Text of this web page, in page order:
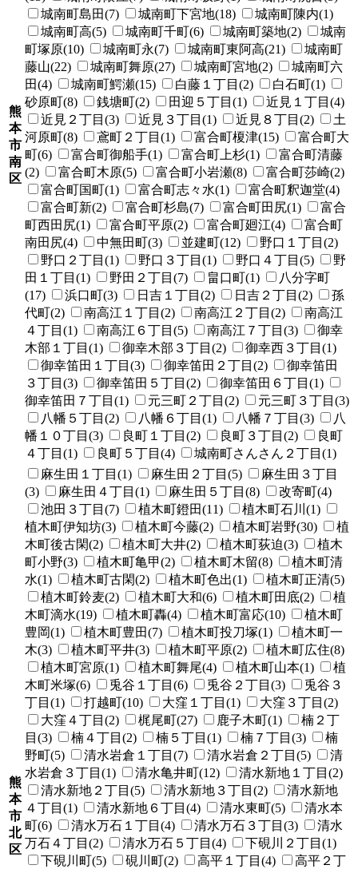
熊
本
市
南
区
城南町島田(7)
城南町下宮地(18)
城南町陳内(1)
城南町高(5)
城南町千町(6) 城南町築地(2)
城南
町塚原(10)
城南町永(7) 城南町東阿高(21)
城南町
藤山(22)
城南町舞原(27) 城南町宮地(2)
城南町六
田(4)
城南町鰐瀬(15) 白藤１丁目(2)
白石町(1)
砂原町(8)
銭塘町(2) 田迎５丁目(1)
近見１丁目(4)
近見２丁目(3)
近見３丁目(1) 近見８丁目(2)
土
河原町(8)
鳶町２丁目(1) 富合町榎津(15)
富合町大
町(6)
富合町御船手(1) 富合町上杉(1)
富合町清藤
(2)
富合町木原(5) 富合町小岩瀬(8)
富合町莎崎(2)
富合町国町(1)
富合町志々水(1)
富合町釈迦堂(4)
富合町新(2)
富合町杉島(7) 富合町田尻(1)
富合
町西田尻(1)
富合町平原(2) 富合町廻江(4)
富合町
南田尻(4)
中無田町(3) 並建町(12)
野口１丁目(2)
野口２丁目(1)
野口３丁目(1) 野口４丁目(5)
野
田１丁目(1)
野田２丁目(7) 畠口町(1)
八分字町
(17)
浜口町(3) 日吉１丁目(2) 日吉２丁目(2)
孫
代町(2)
南高江１丁目(2) 南高江２丁目(2)
南高江
４丁目(1)
南高江６丁目(5) 南高江７丁目(3)
御幸
木部１丁目(1)
御幸木部３丁目(2)
御幸西３丁目(1)
御幸笛田１丁目(3)
御幸笛田２丁目(2)
御幸笛田
３丁目(3)
御幸笛田５丁目(2)
御幸笛田６丁目(1)
御幸笛田７丁目(1)
元三町２丁目(2)
元三町３丁目(3)
八幡５丁目(2)
八幡６丁目(1) 八幡７丁目(3)
八
幡１０丁目(3)
良町１丁目(2) 良町３丁目(2)
良町
４丁目(1)
良町５丁目(4) 城南町さんさん２丁目(1)
熊
本
市
北
区
麻生田１丁目(1) 麻生田２丁目(5)
麻生田３丁目
(3)
麻生田４丁目(1) 麻生田５丁目(8)
改寄町(4)
池田３丁目(7)
植木町鐙田(11)
植木町石川(1)
植木町伊知坊(3)
植木町今藤(2) 植木町岩野(30)
植
木町後古閑(2)
植木町大井(2) 植木町荻迫(3)
植木
町小野(3)
植木町亀甲(2) 植木町木留(8)
植木町清
水(1)
植木町古閑(2) 植木町色出(1)
植木町正清(5)
植木町鈴麦(2)
植木町大和(6) 植木町田底(2)
植
木町滴水(19)
植木町轟(4) 植木町富応(10)
植木町
豊岡(1)
植木町豊田(7) 植木町投刀塚(1)
植木町一
木(3)
植木町平井(3) 植木町平原(2)
植木町広住(8)
植木町宮原(1)
植木町舞尾(4) 植木町山本(1)
植
木町米塚(6)
兎谷１丁目(6) 兎谷２丁目(3)
兎谷３
丁目(1)
打越町(10) 大窪１丁目(1)
大窪３丁目(2)
大窪４丁目(2)
梶尾町(27) 鹿子木町(1)
楠２丁
目(3)
楠４丁目(2) 楠５丁目(1) 楠７丁目(3)
楠
野町(5)
清水岩倉１丁目(7) 清水岩倉２丁目(5)
清
水岩倉３丁目(1)
清水亀井町(12)
清水新地１丁目(2)
清水新地２丁目(5)
清水新地３丁目(2)
清水新地
４丁目(1)
清水新地６丁目(4) 清水東町(5)
清水本
町(6)
清水万石１丁目(4) 清水万石３丁目(3)
清水
万石４丁目(2)
清水万石５丁目(4)
下硯川２丁目(1)
下硯川町(5)
硯川町(2) 高平１丁目(4)
高平２丁